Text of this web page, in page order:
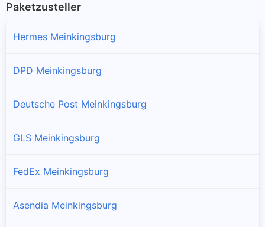
Paketzusteller
Hermes Meinkingsburg
DPD Meinkingsburg
Deutsche Post Meinkingsburg
GLS Meinkingsburg
FedEx Meinkingsburg
Asendia Meinkingsburg